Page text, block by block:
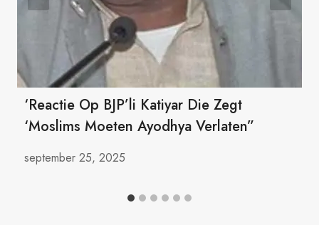
‘Reactie Op BJP’li Katiyar Die Zegt
‘Moslims Moeten Ayodhya Verlaten”
september 25, 2025